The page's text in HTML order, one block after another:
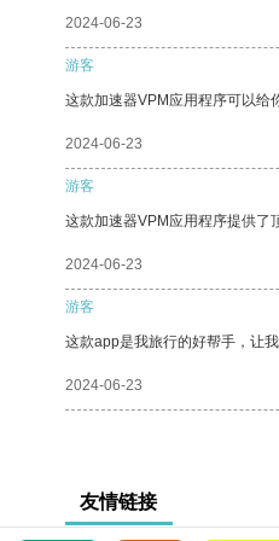
2024-06-23
游客
这款加速器VPM应用程序可以给
2024-06-23
游客
这款加速器VPM应用程序提供了
2024-06-23
游客
这款app是我旅行的好帮手，让
2024-06-23
友情链接